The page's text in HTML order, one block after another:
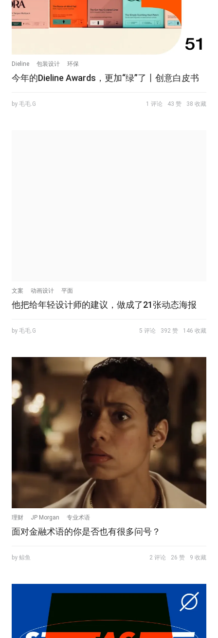
Dieline 包装设计 环保
今年的Dieline Awards，更加“绿”了丨创意白皮书
by 毛毛.G 1 评论 43 赞 38 收藏
文案 动画设计 平面
他把给年轻设计师的建议，做成了21张动态海报
by 毛毛.G 5 评论 392 赞 146 收藏
理财 JP Morgan 专业术语
面对金融术语的你是否也有很多问号？
by 鲸鱼 2 评论 26 赞 9 收藏